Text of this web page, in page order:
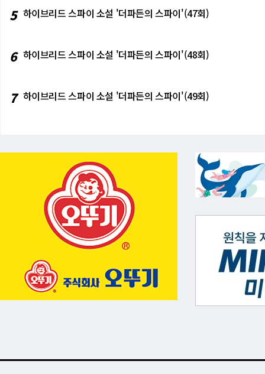
5 하이브리드 스파이 소설 '더파든의 스파이'(47회)
6 하이브리드 스파이 소설 '더파든의 스파이'(48회)
7 하이브리드 스파이 소설 '더파든의 스파이'(49회)